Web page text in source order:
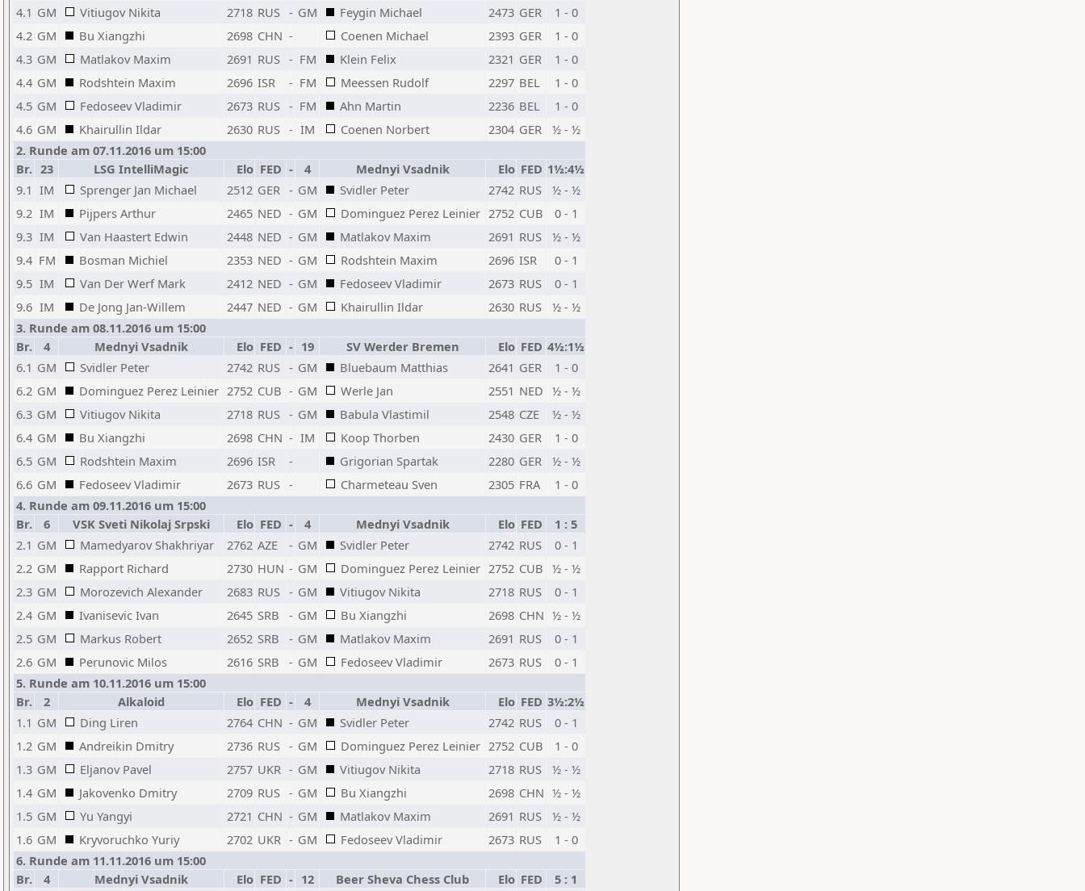
4.1 GM Vitiugov Nikita 2718 RUS - GM Feygin Michael 2473 GER
1 - 0
4.2 GM Bu Xiangzhi 2698 CHN - Coenen Michael 2393 GER
1 - 0
4.3 GM Matlakov Maxim 2691 RUS - FM Klein Felix 2321 GER
1 - 0
4.4 GM Rodshtein Maxim 2696 ISR - FM Meessen Rudolf 2297 BEL
1 - 0
4.5 GM Fedoseev Vladimir 2673 RUS - FM Ahn Martin 2236 BEL
1 - 0
4.6 GM Khairullin Ildar 2630 RUS - IM Coenen Norbert 2304 GER
½ - ½
2. Runde am 07.11.2016 um 15:00
Br. 23 LSG IntelliMagic Elo FED - 4 Mednyi Vsadnik Elo FED 1½:4½
9.1 IM Sprenger Jan Michael 2512 GER - GM Svidler Peter 2742 RUS
½ - ½
9.2 IM Pijpers Arthur 2465 NED - GM Dominguez Perez Leinier 2752 CUB
0 - 1
9.3 IM Van Haastert Edwin 2448 NED - GM Matlakov Maxim 2691 RUS
½ - ½
9.4 FM Bosman Michiel 2353 NED - GM Rodshtein Maxim 2696 ISR
0 - 1
9.5 IM Van Der Werf Mark 2412 NED - GM Fedoseev Vladimir 2673 RUS
0 - 1
9.6 IM De Jong Jan-Willem 2447 NED - GM Khairullin Ildar 2630 RUS
½ - ½
3. Runde am 08.11.2016 um 15:00
Br.
4 Mednyi Vsadnik Elo FED - 19 SV Werder Bremen Elo FED 4½:1½
6.1 GM Svidler Peter 2742 RUS - GM Bluebaum Matthias 2641 GER
1 - 0
6.2 GM Dominguez Perez Leinier 2752 CUB - GM Werle Jan 2551 NED ½ - ½
6.3 GM Vitiugov Nikita 2718 RUS - GM Babula Vlastimil 2548 CZE
½ - ½
6.4 GM Bu Xiangzhi 2698 CHN - IM Koop Thorben 2430 GER
1 - 0
6.5 GM Rodshtein Maxim 2696 ISR - Grigorian Spartak 2280 GER
½ - ½
6.6 GM Fedoseev Vladimir 2673 RUS - Charmeteau Sven 2305 FRA
1 - 0
4. Runde am 09.11.2016 um 15:00
Br.
6 VSK Sveti Nikolaj Srpski Elo FED - 4 Mednyi Vsadnik Elo FED
1 : 5
2.1 GM Mamedyarov Shakhriyar 2762 AZE - GM Svidler Peter 2742 RUS
0 - 1
2.2 GM Rapport Richard 2730 HUN - GM Dominguez Perez Leinier 2752 CUB ½ - ½
2.3 GM Morozevich Alexander 2683 RUS - GM Vitiugov Nikita 2718 RUS
0 - 1
2.4 GM Ivanisevic Ivan 2645 SRB - GM Bu Xiangzhi 2698 CHN ½ - ½
2.5 GM Markus Robert 2652 SRB - GM Matlakov Maxim 2691 RUS
0 - 1
2.6 GM Perunovic Milos 2616 SRB - GM Fedoseev Vladimir 2673 RUS
0 - 1
5. Runde am 10.11.2016 um 15:00
Br.
2 Alkaloid Elo FED - 4 Mednyi Vsadnik Elo FED 3½:2½
1.1 GM Ding Liren 2764 CHN - GM Svidler Peter 2742 RUS
0 - 1
1.2 GM Andreikin Dmitry 2736 RUS - GM Dominguez Perez Leinier 2752 CUB
1 - 0
1.3 GM Eljanov Pavel 2757 UKR - GM Vitiugov Nikita 2718 RUS
½ - ½
1.4 GM Jakovenko Dmitry 2709 RUS - GM Bu Xiangzhi 2698 CHN ½ - ½
1.5 GM Yu Yangyi 2721 CHN - GM Matlakov Maxim 2691 RUS
½ - ½
1.6 GM Kryvoruchko Yuriy 2702 UKR - GM Fedoseev Vladimir 2673 RUS
1 - 0
6. Runde am 11.11.2016 um 15:00
Br.
4 Mednyi Vsadnik Elo FED - 12 Beer Sheva Chess Club Elo FED 5 : 1